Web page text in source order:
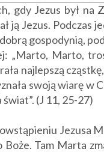
gdy Jezus był na
ją Jezus. Podczas
gospodynią,
„Marto, Marto,
najlepszą
swoją wiarę w
(J 11, 25-27)
Jezusa
Boże. Tam Marta